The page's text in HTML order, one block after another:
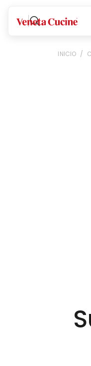
Veneta Cucine
INICIO /